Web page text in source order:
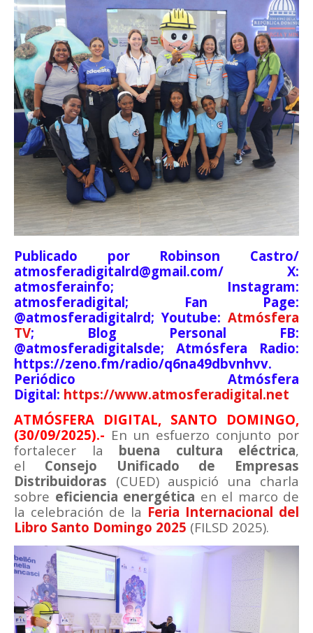
Publicado por Robinson Castro/
atmosferadigitalrd@gmail.com/ X:
atmosferainfo; Instagram:
atmosferadigital; Fan Page:
@atmosferadigitalrd; Youtube: Atmósfera
TV; Blog Personal FB:
@atmosferadigitalsde; Atmósfera Radio:
https://zeno.fm/radio/q6na49dbvnhvv.
Periódico Atmósfera
Digital: https://www.atmosferadigital.net
ATMÓSFERA DIGITAL, SANTO DOMINGO,
(30/09/2025).- En un esfuerzo conjunto por
fortalecer la buena cultura eléctrica,
el Consejo Unificado de Empresas
Distribuidoras (CUED) auspició una charla
sobre eficiencia energética en el marco de
la celebración de la Feria Internacional del
Libro Santo Domingo 2025 (FILSD 2025).